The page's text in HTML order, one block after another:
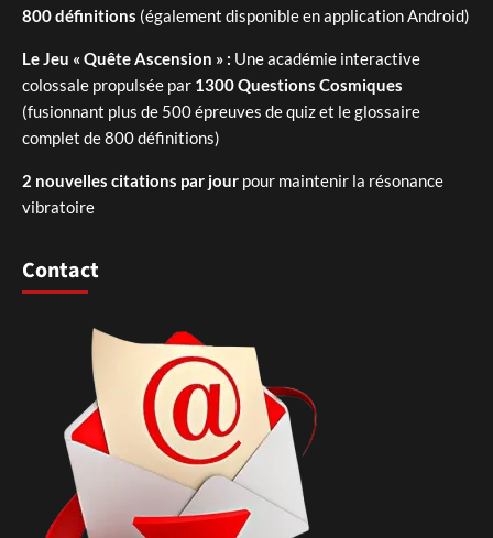
800 définitions (également disponible en application Android)
Le Jeu « Quête Ascension » : Une académie interactive
colossale propulsée par 1300 Questions Cosmiques
(fusionnant plus de 500 épreuves de quiz et le glossaire
complet de 800 définitions)
2 nouvelles citations par jour pour maintenir la résonance
vibratoire
Contact